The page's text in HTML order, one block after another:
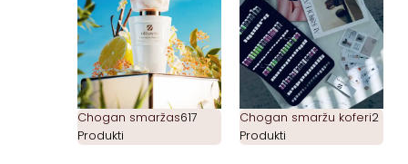
Chogan smaržas617
Produkti
Chogan smaržu koferi2
Produkti